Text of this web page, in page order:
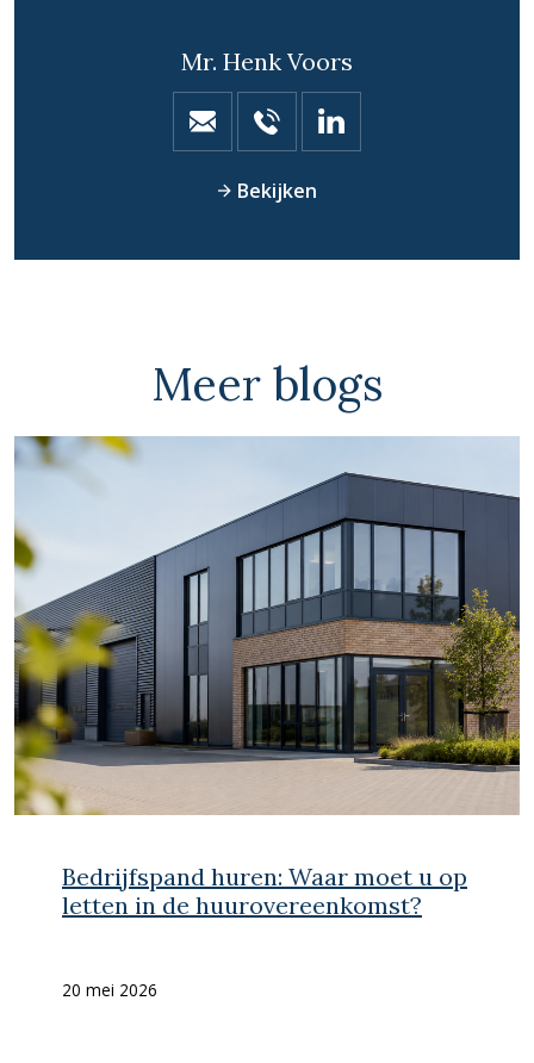
Mr. Henk Voors
Bekijken
Meer blogs
Bedrijfspand huren: Waar moet u op
letten in de huurovereenkomst?
20 mei 2026